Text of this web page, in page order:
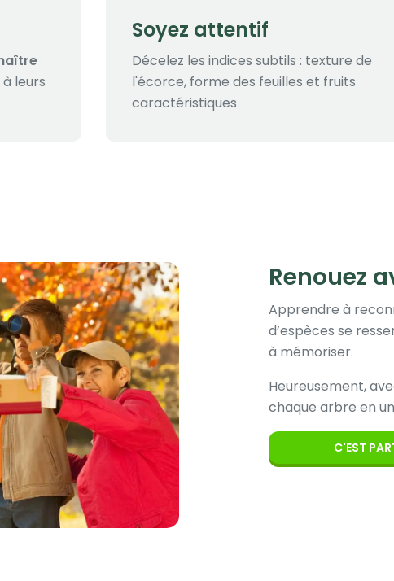
leurs
Soyez attentif
Décelez les indices subtils : texture de
l'écorce, forme des feuilles et fruits
caractéristiques
Renouez
Apprendre à
d’espèces se
à mémoriser.
Heureusement,
chaque arbre en
C'EST